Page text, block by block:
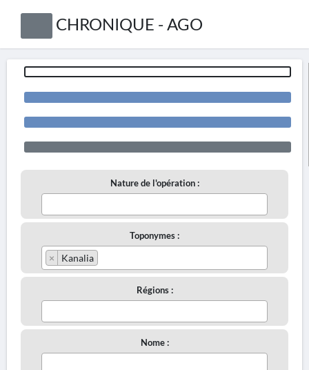
CHRONIQUE - AGO
Nature de l'opération :
Toponymes :
× Kanalia
Régions :
Nome :